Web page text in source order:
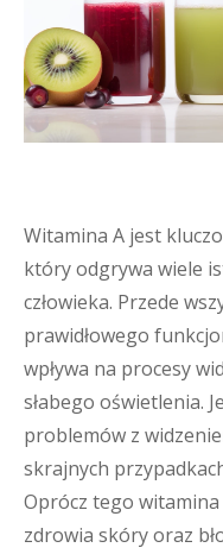
Witamina A jest
który odgrywa wiele
człowieka. Przede
prawidłowego
wpływa na procesy
słabego oświetlenia.
problemów z
skrajnych
Oprócz tego
zdrowia skóry oraz